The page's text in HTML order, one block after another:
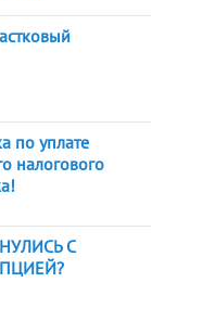
по уплате
налогового
С